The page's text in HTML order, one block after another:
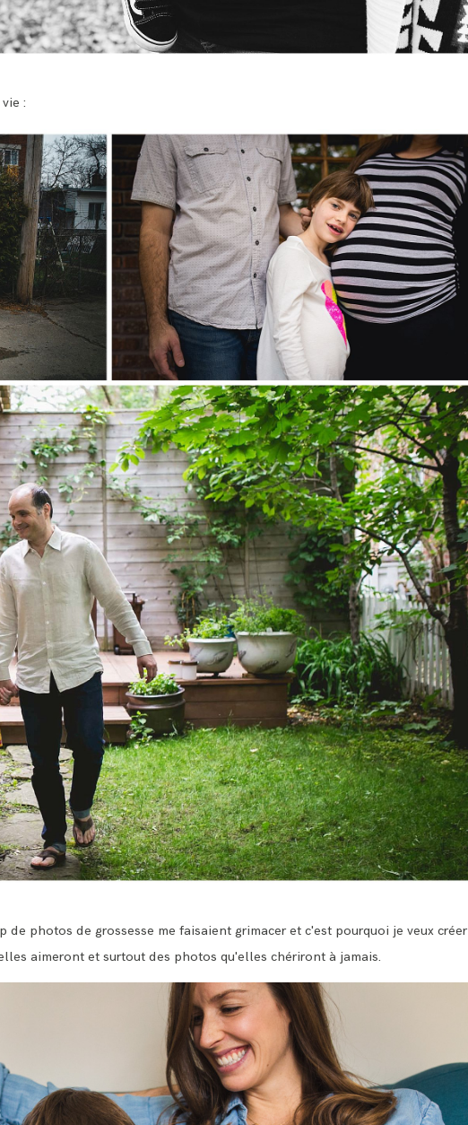
:
de photos de grossesse me faisaient grimacer et c'est pourquoi je veux créer
aimeront et surtout des photos qu'elles chériront à jamais.